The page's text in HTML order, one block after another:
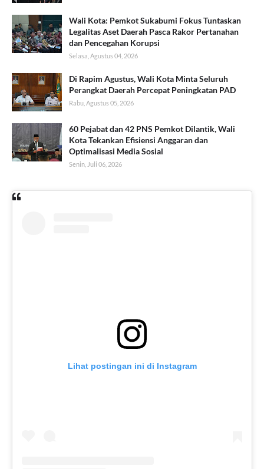
Wali Kota: Pemkot Sukabumi Fokus Tuntaskan
Legalitas Aset Daerah Pasca Rakor Pertanahan
dan Pencegahan Korupsi
Selasa, Agustus 04, 2026
Di Rapim Agustus, Wali Kota Minta Seluruh
Perangkat Daerah Percepat Peningkatan PAD
Rabu, Agustus 05, 2026
60 Pejabat dan 42 PNS Pemkot Dilantik, Wali
Kota Tekankan Efisiensi Anggaran dan
Optimalisasi Media Sosial
Senin, Juli 06, 2026
Lihat postingan ini di Instagram